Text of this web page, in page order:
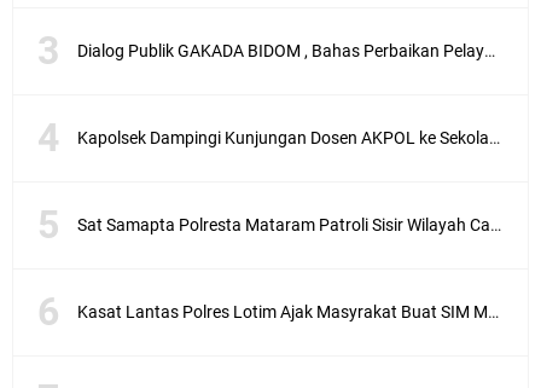
Dialog Publik GAKADA BIDOM , Bahas Perbaikan Pelayanan Medis di NTB
Kapolsek Dampingi Kunjungan Dosen AKPOL ke Sekolah Rakyat Gunungsari
Sat Samapta Polresta Mataram Patroli Sisir Wilayah Cakranegara
Kasat Lantas Polres Lotim Ajak Masyrakat Buat SIM Melalui SATPAS Bukan Calo